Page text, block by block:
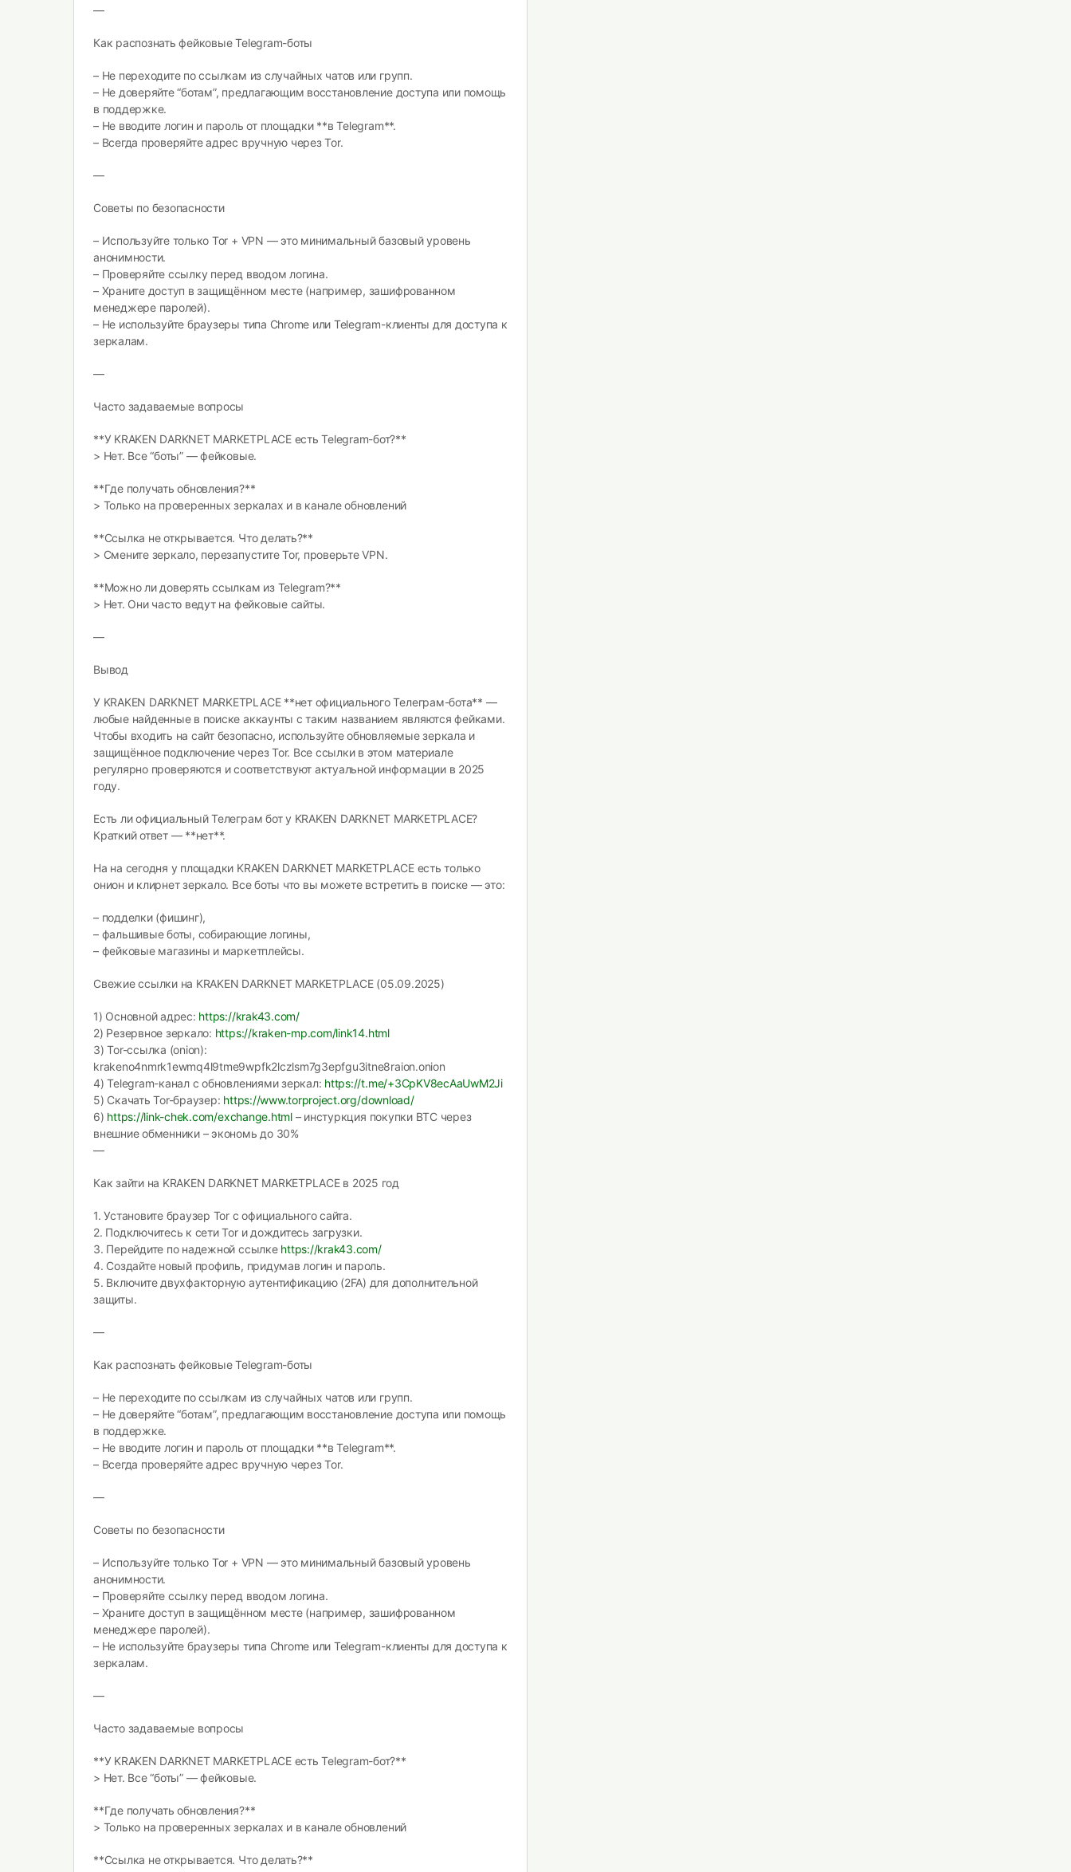
—
Как распознать фейковые Telegram-боты
– Не переходите по ссылкам из случайных чатов или групп.
– Не доверяйте “ботам”, предлагающим восстановление доступа или помощь
в поддержке.
– Не вводите логин и пароль от площадки **в Telegram**.
– Всегда проверяйте адрес вручную через Tor.
—
Советы по безопасности
– Используйте только Tor + VPN — это минимальный базовый уровень
анонимности.
– Проверяйте ссылку перед вводом логина.
– Храните доступ в защищённом месте (например, зашифрованном
менеджере паролей).
– Не используйте браузеры типа Chrome или Telegram-клиенты для доступа к
зеркалам.
—
Часто задаваемые вопросы
**У KRAKEN DARKNET MARKETPLACE есть Telegram-бот?**
> Нет. Все “боты” — фейковые.
**Где получать обновления?**
> Только на проверенных зеркалах и в канале обновлений
**Ссылка не открывается. Что делать?**
> Смените зеркало, перезапустите Tor, проверьте VPN.
**Можно ли доверять ссылкам из Telegram?**
> Нет. Они часто ведут на фейковые сайты.
—
Вывод
У KRAKEN DARKNET MARKETPLACE **нет официального Телеграм-бота** —
любые найденные в поиске аккаунты с таким названием являются фейками.
Чтобы входить на сайт безопасно, используйте обновляемые зеркала и
защищённое подключение через Tor. Все ссылки в этом материале
регулярно проверяются и соответствуют актуальной информации в 2025
году.
Есть ли официальный Телеграм бот у KRAKEN DARKNET MARKETPLACE?
Краткий ответ — **нет**.
На на сегодня у площадки KRAKEN DARKNET MARKETPLACE есть только
онион и клирнет зеркало. Все боты что вы можете встретить в поиске — это:
– подделки (фишинг),
– фальшивые боты, собирающие логины,
– фейковые магазины и маркетплейсы.
Свежие ссылки на KRAKEN DARKNET MARKETPLACE (05.09.2025)
1) Основной адрес: https://krak43.com/
2) Резервное зеркало: https://kraken-mp.com/link14.html
3) Tor-ссылка (onion):
krakeno4nmrk1ewmq4l9tme9wpfk2lczlsm7g3epfgu3itne8raion.onion
4) Telegram-канал с обновлениями зеркал: https://t.me/+3CpKV8ecAaUwM2Ji
5) Скачать Tor-браузер: https://www.torproject.org/download/
6) https://link-chek.com/exchange.html– инстуркция покупки BTC через
внешние обменники – экономь до 30%
—
Как зайти на KRAKEN DARKNET MARKETPLACE в 2025 год
1. Установите браузер Tor с официального сайта.
2. Подключитесь к сети Tor и дождитесь загрузки.
3. Перейдите по надежной ссылке https://krak43.com/
4. Создайте новый профиль, придумав логин и пароль.
5. Включите двухфакторную аутентификацию (2FA) для дополнительной
защиты.
—
Как распознать фейковые Telegram-боты
– Не переходите по ссылкам из случайных чатов или групп.
– Не доверяйте “ботам”, предлагающим восстановление доступа или помощь
в поддержке.
– Не вводите логин и пароль от площадки **в Telegram**.
– Всегда проверяйте адрес вручную через Tor.
—
Советы по безопасности
– Используйте только Tor + VPN — это минимальный базовый уровень
анонимности.
– Проверяйте ссылку перед вводом логина.
– Храните доступ в защищённом месте (например, зашифрованном
менеджере паролей).
– Не используйте браузеры типа Chrome или Telegram-клиенты для доступа к
зеркалам.
—
Часто задаваемые вопросы
**У KRAKEN DARKNET MARKETPLACE есть Telegram-бот?**
> Нет. Все “боты” — фейковые.
**Где получать обновления?**
> Только на проверенных зеркалах и в канале обновлений
**Ссылка не открывается. Что делать?**